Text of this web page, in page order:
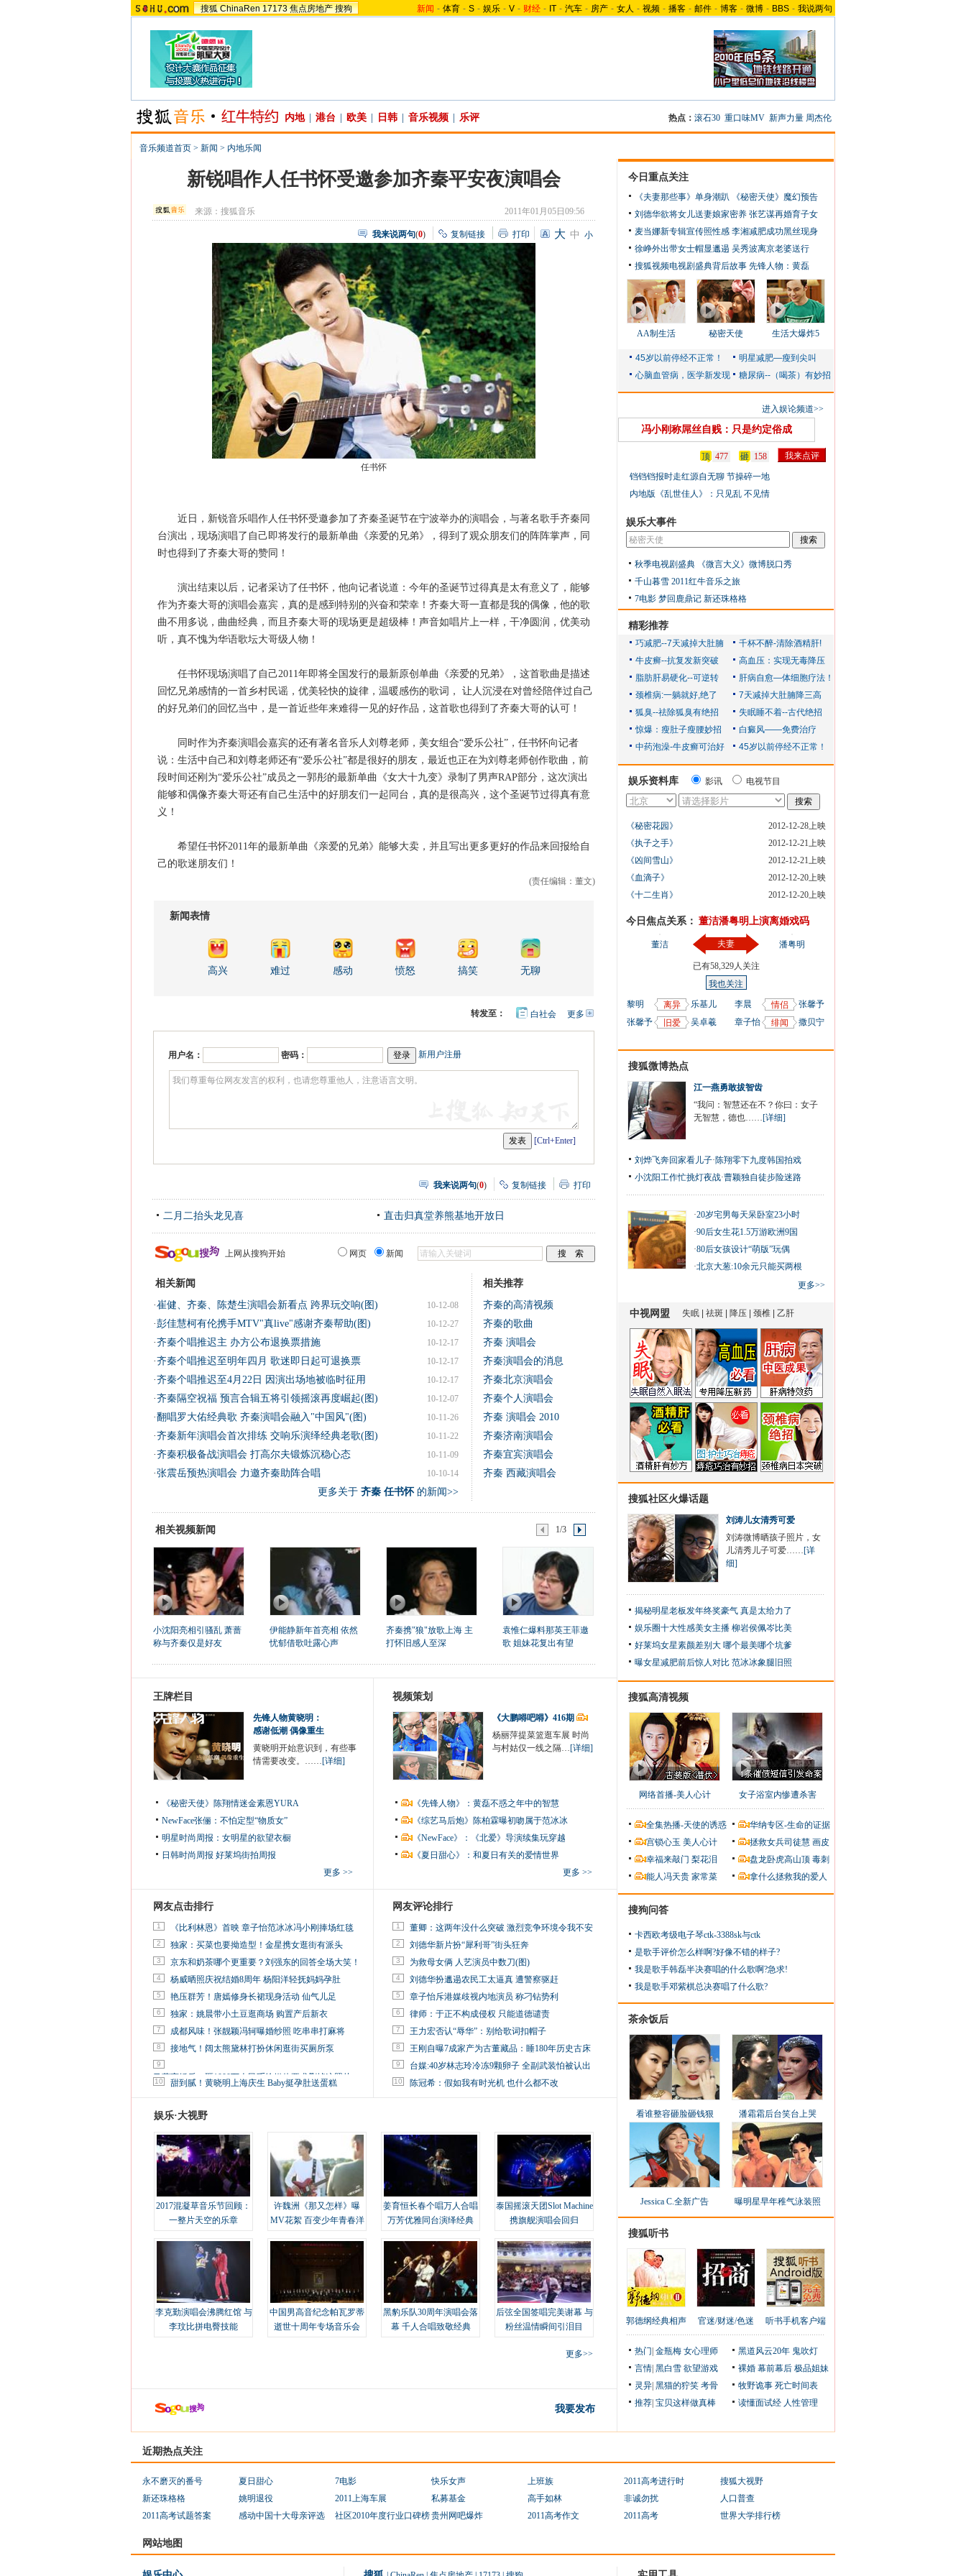
搜狐 ChinaRen 17173 焦点房地产 搜狗 新闻 - 体育 - S - 娱乐 - V - 财经 - IT - 汽车 - 房产 - 女人 - 视频 - 播客 - 邮件 - 博客 - 微博 - BBS - 我说两句
内地 港台 欧美 日韩 音乐视频 乐评 热点： 滚石30 重口味MV 新声力量 周杰伦
音乐频道首页 > 新闻 > 内地乐闻
新锐唱作人任书怀受邀参加齐秦平安夜演唱会
来源：搜狐音乐 2011年01月05日09:56
我来说两句(0) 复制链接 打印 大 中 小
任书怀
近日，新锐音乐唱作人任书怀受邀参加了齐秦圣诞节在宁波举办的演唱会，与著名歌手齐秦同
台演出，现场演唱了自己即将发行的最新单曲《亲爱的兄弟》，得到了观众朋友们的阵阵掌声，同
时也得到了齐秦大哥的赞同！
演出结束以后，记者采访了任书怀，他向记者说道：今年的圣诞节过得真是太有意义了，能够
作为齐秦大哥的演唱会嘉宾，真的是感到特别的兴奋和荣幸！齐秦大哥一直都是我的偶像，他的歌
曲不用多说，曲曲经典，而且齐秦大哥的现场更是超级棒！声音如唱片上一样，干净圆润，优美动
听，真不愧为华语歌坛大哥级人物！
任书怀现场演唱了自己2011年即将全国发行的最新原创单曲《亲爱的兄弟》，这首歌曲是描述
回忆兄弟感情的一首乡村民谣，优美轻快的旋律，温暖感伤的歌词， 让人沉浸在对曾经陪伴过自己
的好兄弟们的回忆当中，是一首近些年来难得一见的好作品，这首歌也得到了齐秦大哥的认可！
同时作为齐秦演唱会嘉宾的还有著名音乐人刘尊老师，美女组合“爱乐公社”，任书怀向记者
说：生活中自己和刘尊老师还有“爱乐公社”都是很好的朋友，最近也正在为刘尊老师创作歌曲，前
段时间还刚为“爱乐公社”成员之一郭彤的最新单曲《女大十九变》录制了男声RAP部分，这次演出
能够和偶像齐秦大哥还有自己生活中的好朋友们一起同台，真的是很高兴，这个圣诞节过得真有意
义！
希望任书怀2011年的最新单曲《亲爱的兄弟》能够大卖，并且写出更多更好的作品来回报给自
己的歌迷朋友们！
(责任编辑：董文)
新闻表情
高兴 难过 感动 愤怒 搞笑 无聊
更多开
转发至： 白社会
用户名： 密码： 新用户注册
[Ctrl+Enter]
我来说两句(0) 复制链接 打印
二月二抬头龙见喜 直击归真堂养熊基地开放日
上网从搜狗开始 网页 新闻
相关新闻
10-12-08
·崔健、齐秦、陈楚生演唱会新看点 跨界玩交响(图)
10-12-27
·彭佳慧柯有伦携手MTV"真live"感谢齐秦帮助(图)
10-12-17
·齐秦个唱推迟主 办方公布退换票措施
10-12-17
·齐秦个唱推迟至明年四月 歌迷即日起可退换票
10-12-17
·齐秦个唱推迟至4月22日 因演出场地被临时征用
10-12-07
·齐秦隔空祝福 预言合辑五将引领摇滚再度崛起(图)
10-11-26
·翻唱罗大佑经典歌 齐秦演唱会融入"中国风"(图)
10-11-22
·齐秦新年演唱会首次排练 交响乐演绎经典老歌(图)
10-11-09
·齐秦积极备战演唱会 打高尔夫锻炼沉稳心态
10-10-14
·张震岳预热演唱会 力邀齐秦助阵合唱
更多关于齐秦 任书怀的新闻>>
相关推荐
齐秦的高清视频
齐秦的歌曲
齐秦 演唱会
齐秦演唱会的消息
齐秦北京演唱会
齐秦个人演唱会
齐秦 演唱会 2010
齐秦济南演唱会
齐秦宜宾演唱会
齐秦 西藏演唱会
相关视频新闻 1/3
小沈阳亮相引骚乱 萧蔷
称与齐秦仅是好友
伊能静新年首亮相 依然
忧郁借歌吐露心声
齐秦携"狼"放歌上海 主
打怀旧感人至深
袁惟仁爆料那英王菲邀
歌 姐妹花复出有望
王牌栏目
先锋人物黄晓明：
感谢低潮 偶像重生
黄晓明开始意识到，有些事
情需要改变。……[详细]
《秘密天使》陈翔情迷金素恩YURA
NewFace张俪：不怕定型“物质女”
明星时尚周报：女明星的欲望衣橱
日韩时尚周报 好莱坞街拍周报
更多 >>
视频策划
《大鹏嘚吧嘚》416期
杨丽萍提菜篮逛车展 时尚
与村姑仅一线之隔…[详细]
《先锋人物》：黄磊不惑之年中的智慧
《综艺马后炮》陈柏霖曝初吻属于范冰冰
《NewFace》：《北爱》导演续集玩穿越
《夏日甜心》：和夏日有关的爱情世界
更多 >>
网友点击排行
1 《比利林恩》首映 章子怡范冰冰冯小刚捧场红毯
2 独家：买菜也要拗造型！金星携女逛街有派头
3 京东和奶茶哪个更重要？刘强东的回答全场大笑！
4 杨威晒照庆祝结婚8周年 杨阳洋轻抚妈妈孕肚
5 艳压群芳！唐嫣修身长裙现身活动 仙气儿足
6 独家：姚晨带小土豆逛商场 购置产后新衣
7 成都风味！张靓颖冯轲曝婚纱照 吃串串打麻将
8 接地气！阔太熊黛林打扮休闲逛街买厕所泵
9
马蓉离婚后，砸1000万人民币给媒体要求删掉这照片
10 甜到腻！黄晓明上海庆生 Baby挺孕肚送蛋糕
网友评论排行
1 董卿：这两年没什么突破 激烈竞争环境令我不安
2 刘德华新片扮“犀利哥”街头狂奔
3 为救母女俩 人艺演员中数刀(图)
4 刘德华扮邋遢农民工太逼真 遭警察驱赶
5 章子怡斥港媒歧视内地演员 称刁钻势利
6 律师：于正不构成侵权 只能道德谴责
7 王力宏否认“辱华”：别给歌词扣帽子
8 王刚自曝7成家产为古董藏品：睡180年历史古床
9 台媒:40岁林志玲冷冻9颗卵子 全副武装怕被认出
10 陈冠希：假如我有时光机 也什么都不改
娱乐·大视野
2017混凝草音乐节回顾：
一整片天空的乐章
许魏洲《那又怎样》曝
MV花絮 百变少年青春洋
姜育恒长春个唱万人合唱
万芳优雅同台演绎经典
泰国摇滚天团Slot Machine
携旗舰演唱会回归
李克勤演唱会沸腾红馆 与
李玟比拼电臀技能
中国男高音纪念帕瓦罗蒂
逝世十周年专场音乐会
黑豹乐队30周年演唱会落
幕 千人合唱致敬经典
后弦全国签唱完美谢幕 与
粉丝温情瞬间引泪目
更多>>
我要发布
今日重点关注
《夫妻那些事》单身潮趴
《秘密天使》魔幻预告
刘德华欲将女儿送妻娘家密养 张艺谋再婚育子女
麦当娜新专辑宣传照性感 李湘减肥成功黑丝现身
徐峥外出带女士帽显邋遢 吴秀波离京老婆送行
搜狐视频电视剧盛典背后故事 先锋人物：黄磊
AA制生活 秘密天使 生活大爆炸5
进入娱论频道>>
冯小刚称屌丝自贱：只是约定俗成
顶 477 砸
158
铛铛铛报时走红源自无聊 节操碎一地
内地版《乱世佳人》：只见乱 不见情
娱乐大事件
秋季电视剧盛典
《微言大义》微博脱口秀
千山暮雪 2011红牛音乐之旅
7电影 梦回鹿鼎记 新还珠格格
精彩推荐
娱乐资料库 影讯 电视节目
《秘密花园》
2012-12-28上映
《执子之手》
2012-12-21上映
《凶间雪山》
2012-12-21上映
《血滴子》
2012-12-20上映
《十二生肖》
2012-12-20上映
今日焦点关系： 董洁潘粤明上演离婚戏码
董洁 夫妻
已有58,329人关注
我也关注
潘粤明
黎明 离异
乐基儿
张馨予
旧爱 吴卓羲
李晨 情侣
张馨予
章子怡
绯闻 撒贝宁
搜狐微博热点
江一燕勇敢拔智齿
“我问：智慧还在不？你曰：女子
无智慧，德也……[详细]
刘烨飞奔回家看儿子·陈翔零下九度韩国拍戏
小沈阳工作忙挑灯夜战·曹颖独自徒步险迷路
·20岁宅男每天呆卧室23小时
·90后女生花1.5万游欧洲9国
·80后女孩设计“萌版”玩偶
·北京大葱:10余元只能买两根
更多>>
搜狐社区火爆话题
刘涛儿女清秀可爱
刘涛微博晒孩子照片，女
儿清秀儿子可爱……[详
细]
揭秘明星老板发年终奖豪气 真是太给力了
娱乐圈十大性感美女主播 柳岩侯佩岑比美
好莱坞女星素颜差别大 哪个最美哪个坑爹
曝女星减肥前后惊人对比 范冰冰象腿旧照
搜狐高清视频
网络首播-美人心计 女子浴室内惨遭杀害
全集热播-天使的诱惑
华纳专区-生命的证据
宫锁心玉 美人心计 拯救女兵司徒慧 画皮
幸福来敲门 梨花泪 盘龙卧虎高山顶 毒刺
能人冯天贵 家常菜 拿什么拯救我的爱人
搜狗问答
卡西欧考级电子琴ctk-3388sk与ctk
是歌手评价怎么样啊?好像不错的样子?
我是歌手韩磊半决赛唱的什么歌啊?急求!
我是歌手邓紫棋总决赛唱了什么歌?
茶余饭后
看谁整容砸脸砸钱狠 潘霜霜后台笑台上哭
Jessica C.全新广告 曝明星早年稚气泳装照
搜狐听书
郭德纲经典相声 官迷/财迷/色迷 听书手机客户端
热门 金瓶梅 女心理师 黑道风云20年 鬼吹灯
言情 黑白雪 欲望游戏 裸婚 幕前幕后 极品姐妹
灵异 黑猫的狞笑 考骨 牧野诡事 死亡时间表
推荐 宝贝这样做真棒 读懂面试经 人性管理
近期热点关注
永不磨灭的番号 夏日甜心 7电影 快乐女声 上班族 2011高考进行时
搜狐大视野
新还珠格格
姚明退役 2011上海车展 私募基金 高手如林 非诚勿扰
人口普查
2011高考试题答案
感动中国十大母亲评选 社区2010年度行业口碑榜贵州网吧爆炸 2011高考作文 2011高考 世界大学排行榜
网站地图